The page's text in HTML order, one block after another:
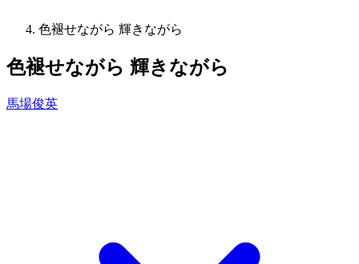
色褪せながら 輝きながら
色褪せながら 輝きながら
馬場俊英